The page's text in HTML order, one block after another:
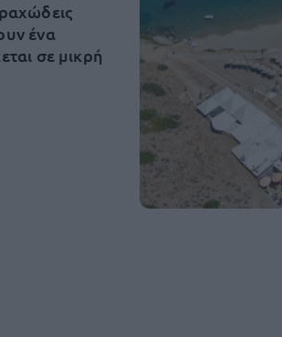
ένα
σε μικρή